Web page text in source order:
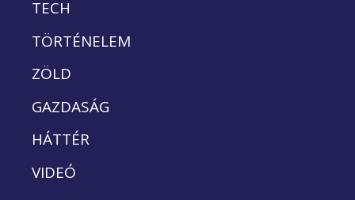
TECH
TÖRTÉNELEM
ZÖLD
GAZDASÁG
HÁTTÉR
VIDEÓ